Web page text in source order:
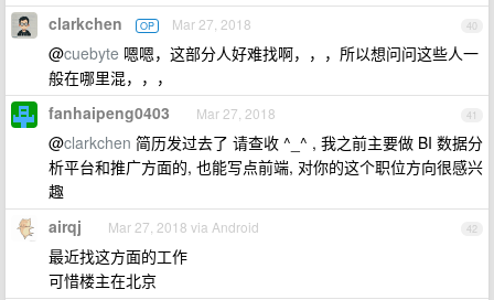
40
clarkchen OP Mar 27, 2018
@cuebyte 嗯嗯，这部分人好难找啊，，，所以想问问这些人一
般在哪里混，，，
41
fanhaipeng0403 Mar 27, 2018
@clarkchen 简历发过去了 请查收 ^_^ , 我之前主要做 BI 数据分
析平台和推广方面的, 也能写点前端, 对你的这个职位方向很感兴
趣
42
airqj Mar 27, 2018 via Android
最近找这方面的工作
可惜楼主在北京